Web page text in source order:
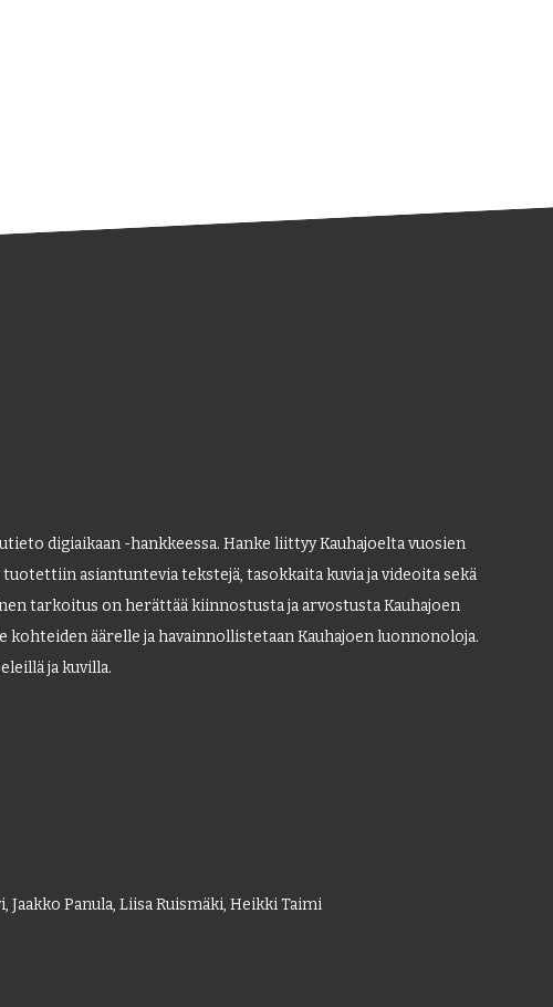
digiaikaan -hankkeessa. Hanke liittyy Kauhajoelta vuosien
asiantuntevia tekstejä, tasokkaita kuvia ja videoita sekä
tarkoitus on herättää kiinnostusta ja arvostusta Kauhajoen
äärelle ja havainnollistetaan Kauhajoen luonnonoloja.
ja kuvilla.
Panula, Liisa Ruismäki, Heikki Taimi